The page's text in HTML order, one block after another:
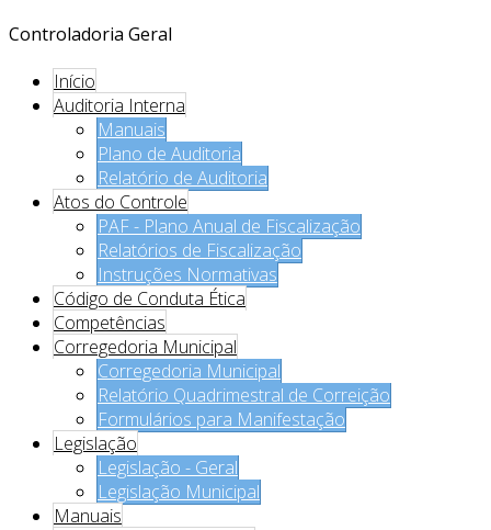
Controladoria Geral
Início
Auditoria Interna
Manuais
Plano de Auditoria
Relatório de Auditoria
Atos do Controle
PAF - Plano Anual de Fiscalização
Relatórios de Fiscalização
Instruções Normativas
Código de Conduta Ética
Competências
Corregedoria Municipal
Corregedoria Municipal
Relatório Quadrimestral de Correição
Formulários para Manifestação
Legislação
Legislação - Geral
Legislação Municipal
Manuais